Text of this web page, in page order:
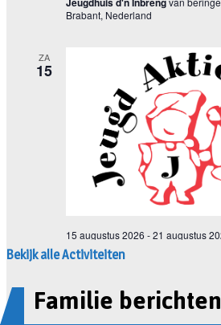
Bekijk alle Activiteiten
Familie berichten